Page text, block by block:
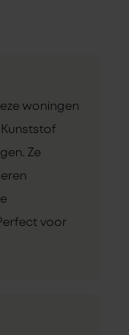
woningen
Kunststof
Ze
voor